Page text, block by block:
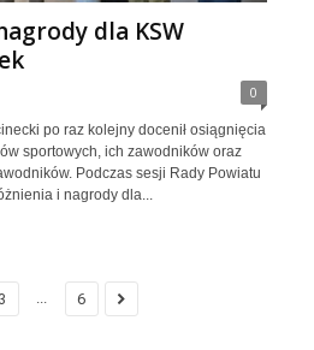
dla KSW
0
po raz kolejny docenił osiągnięcia
sportowych, ich zawodników oraz
Podczas sesji Rady Powiatu
i nagrody dla...
3 ... 6